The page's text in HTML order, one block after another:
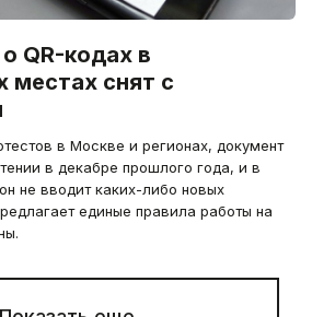
QR-кодах в
местах снят с
в Москве и регионах, документ
в декабре прошлого года, и в
не вводит каких-либо новых
единые правила работы на